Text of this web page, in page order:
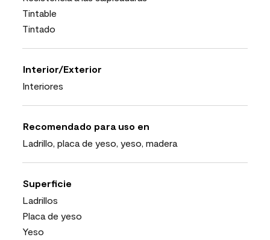
Tintable
Tintado
Interior/Exterior
Interiores
Recomendado para uso en
Ladrillo, placa de yeso, yeso, madera
Superficie
Ladrillos
Placa de yeso
Yeso